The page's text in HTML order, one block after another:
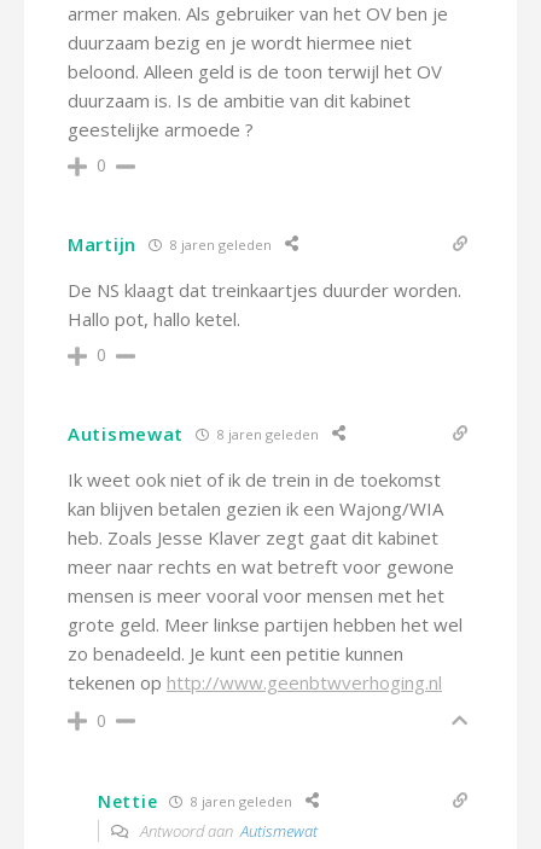
armer maken. Als gebruiker van het OV ben je
duurzaam bezig en je wordt hiermee niet
beloond. Alleen geld is de toon terwijl het OV
duurzaam is. Is de ambitie van dit kabinet
geestelijke armoede ?
0
Martijn 8 jaren geleden
De NS klaagt dat treinkaartjes duurder worden.
Hallo pot, hallo ketel.
0
Autismewat 8 jaren geleden
Ik weet ook niet of ik de trein in de toekomst
kan blijven betalen gezien ik een Wajong/WIA
heb. Zoals Jesse Klaver zegt gaat dit kabinet
meer naar rechts en wat betreft voor gewone
mensen is meer vooral voor mensen met het
grote geld. Meer linkse partijen hebben het wel
zo benadeeld. Je kunt een petitie kunnen
tekenen op http://www.geenbtwverhoging.nl
0
Nettie 8 jaren geleden
Antwoord aanAutismewat